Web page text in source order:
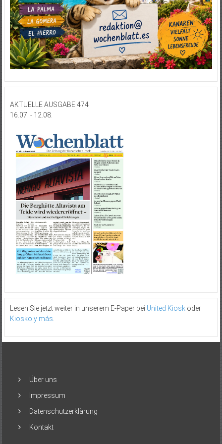
AKTUELLE AUSGABE 474
16.07. - 12.08.
Lesen Sie jetzt weiter in unserem E-Paper bei United Kioskoder
Kiosko y más.
Über uns
Impressum
Datenschutzerklärung
Kontakt